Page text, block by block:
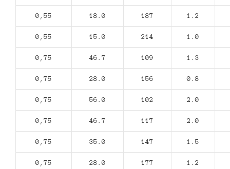
0,55 18.0 187 1.2
0,55 15.0 214 1.0
0,75 46.7 109 1.3
0,75 28.0 156 0.8
0,75 56.0 102 2.0
0,75 46.7 117 2.0
0,75 35.0 147 1.5
0,75 28.0 177 1.2